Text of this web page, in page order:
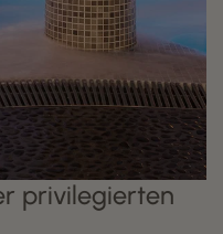
privilegierten